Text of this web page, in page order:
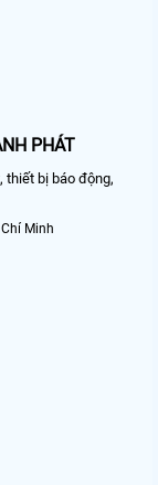
PHÁT
thiết bị báo động,
Minh